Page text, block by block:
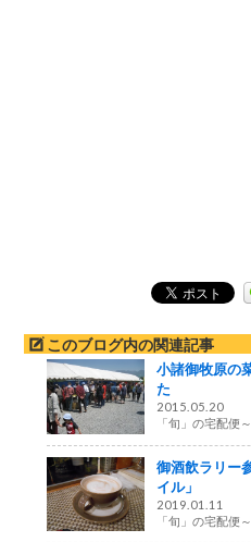
このブログ内の関連記事
小諸御牧原の
た
2015.05.20
「旬」の宅配便
御酒飲ラリー
イル」
2019.01.11
「旬」の宅配便